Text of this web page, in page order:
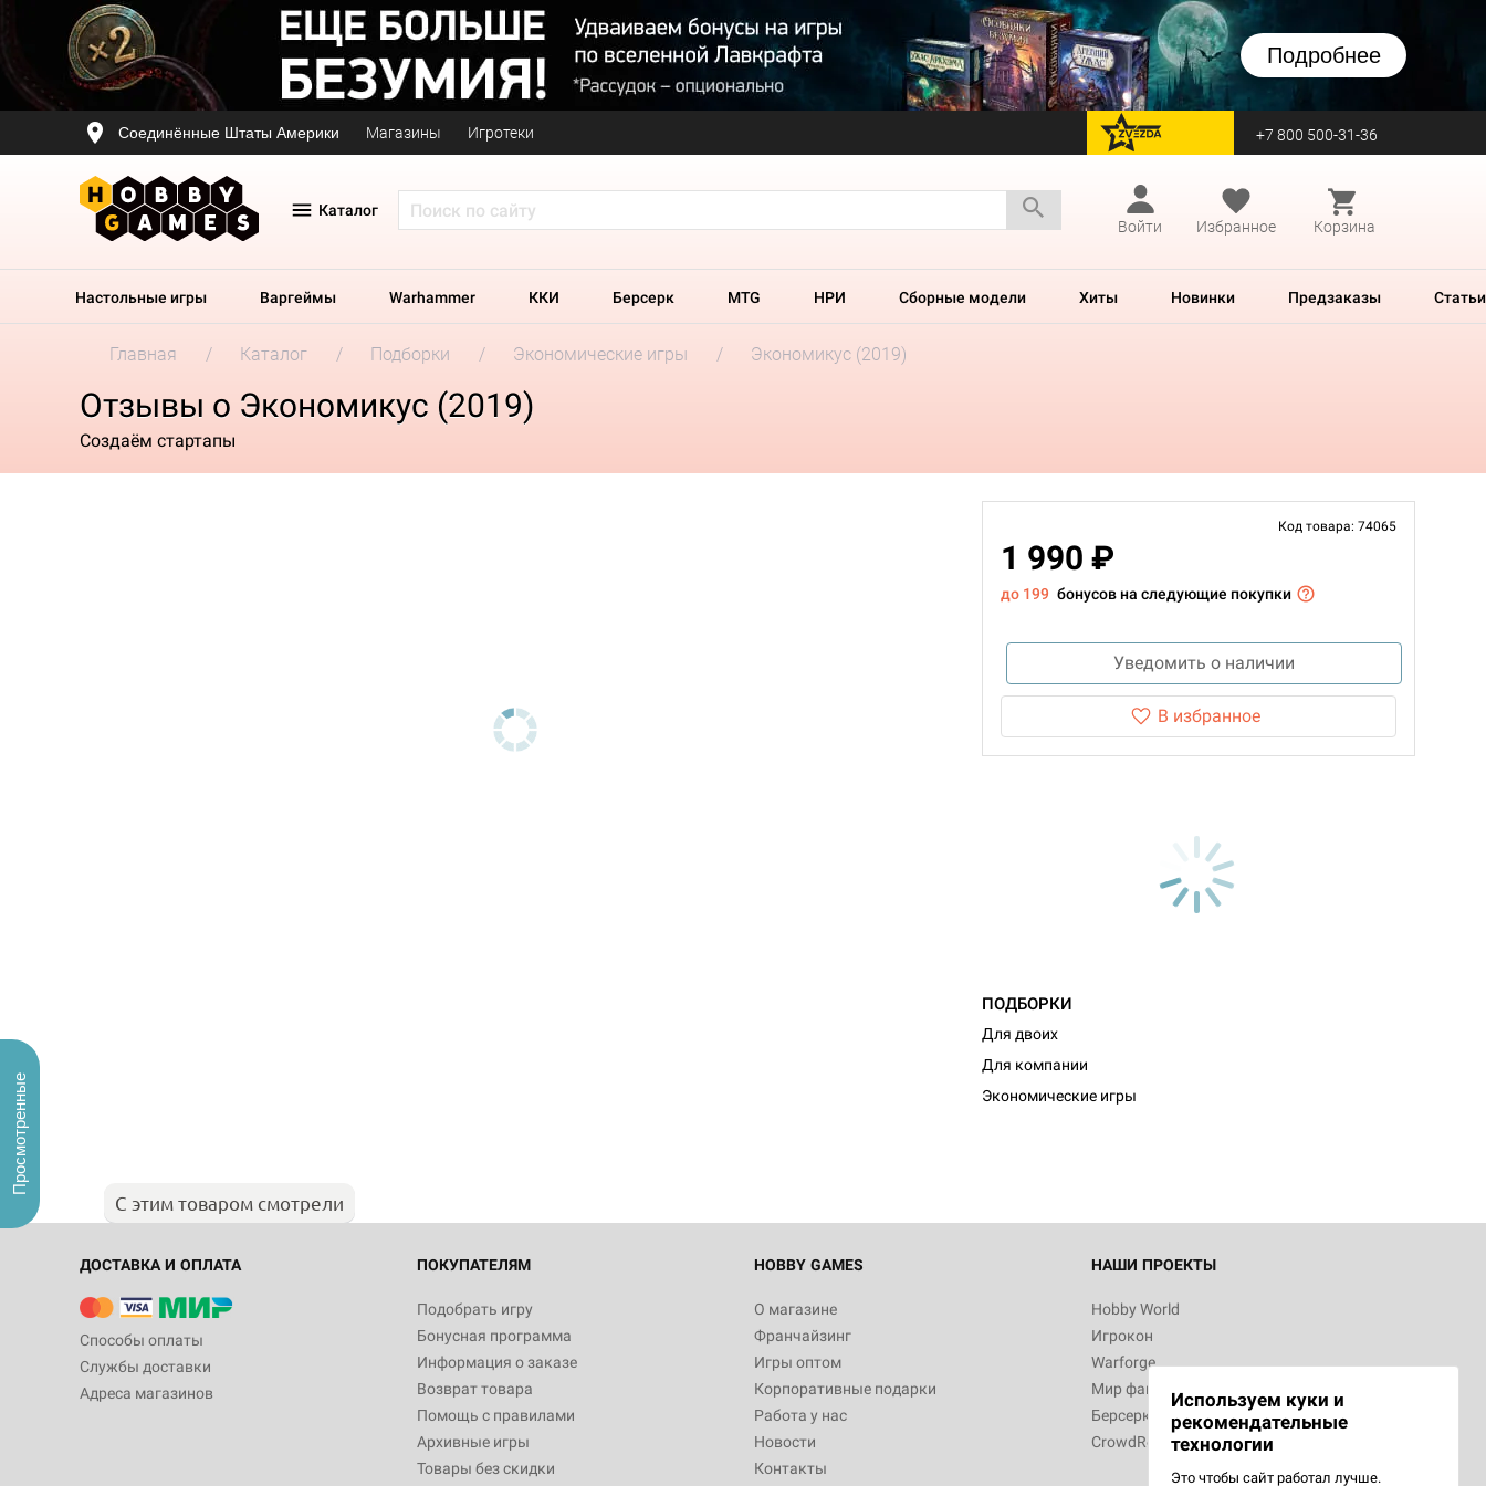
Подробнее
Соединённые Штаты Америки Магазины Игротеки перейти на Zvezda +7 800 500-31-36
Каталог
Войти
Избранное Корзина
Настольные игры Варгеймы Warhammer ККИ Берсерк MTG НРИ Сборные модели Хиты Новинки Предзаказы Статьи
Главная Каталог Подборки Экономические игры Экономикус (2019)
Отзывы о Экономикус (2019)
Создаём стартапы
Код товара: 74065
1 990 ₽
до 199 бонусов на следующие покупки
Уведомить о наличии
В избранное
ПОДБОРКИ
Для двоих
Для компании
Экономические игры
С этим товаром смотрели
ДОСТАВКА И ОПЛАТА
Способы оплаты
Службы доставки
Адреса магазинов
ПОКУПАТЕЛЯМ
Подобрать игру
Бонусная программа
Информация о заказе
Возврат товара
Помощь с правилами
Архивные игры
Товары без скидки
HOBBY GAMES
О магазине
Франчайзинг
Игры оптом
Корпоративные подарки
Работа у нас
Новости
Контакты
НАШИ ПРОЕКТЫ
Hobby World
Игрокон
Warforge
Мир фантастики
Берсерк
CrowdRepublic
Используем куки и
рекомендательные
технологии
Это чтобы сайт работал лучше.
Просмотренные
Настольная игра Hobby World Монстры
Белая смерть
12 990
Настольная игра Hobby World Ужас
3 490